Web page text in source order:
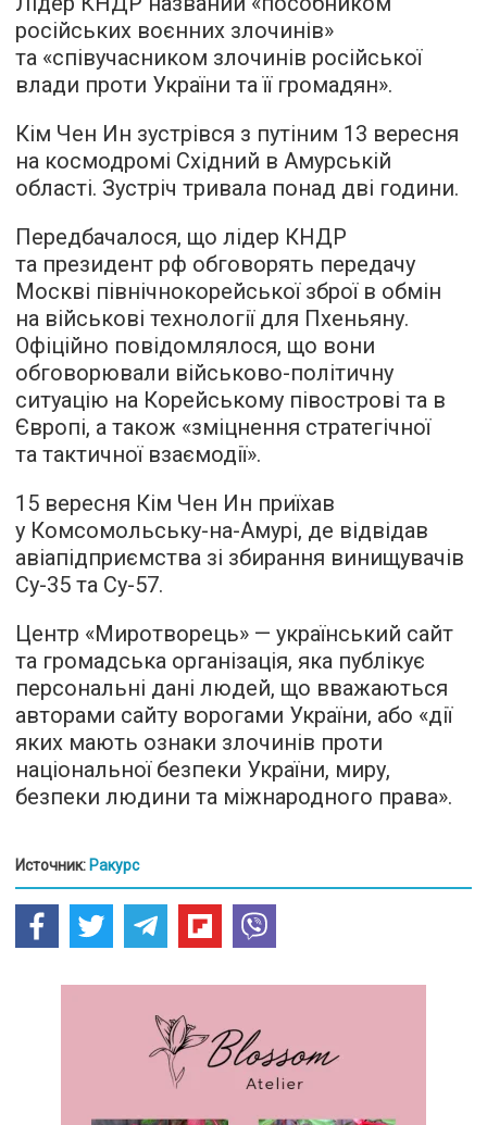
російських воєнних злочинів»
та «співучасником злочинів російської
влади проти України та її громадян».
Кім Чен Ин зустрівся з путіним 13 вересня
на космодромі Східний в Амурській
області. Зустріч тривала понад дві години.
Передбачалося, що лідер КНДР
та президент рф обговорять передачу
Москві північнокорейської зброї в обмін
на військові технології для Пхеньяну.
Офіційно повідомлялося, що вони
обговорювали військово-політичну
ситуацію на Корейському півострові та в
Європі, а також «зміцнення стратегічної
та тактичної взаємодії».
15 вересня Кім Чен Ин приїхав
у Комсомольську-на-Амурі, де відвідав
авіапідприємства зі збирання винищувачів
Су-35 та Су-57.
Центр «Миротворець» — український сайт
та громадська організація, яка публікує
персональні дані людей, що вважаються
авторами сайту ворогами України, або «дії
яких мають ознаки злочинів проти
національної безпеки України, миру,
безпеки людини та міжнародного права».
Источник: Ракурс